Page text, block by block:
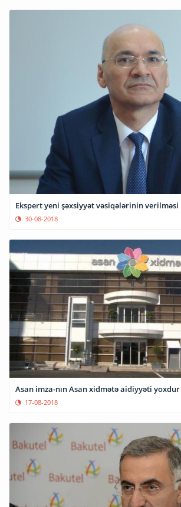
Ekspert yeni şəxsiyyət vəsiqələrinin
30-08-2018
Asan imza-nın Asan xidmətə aidiyyəti yoxdur
17-08-2018